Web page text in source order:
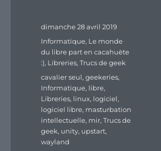
Publié
dimanche 28 avril 2019
Catégories
Informatique, Le monde
du libre part en cacahuète
:), Libreries,Trucs de geek
Étiquettes
cavalier seul,geekeries,
Informatique, libre,
Libreries, linux, logiciel,
logiciel libre, masturbation
intellectuelle, mir,Trucs de
geek, unity, upstart,
wayland